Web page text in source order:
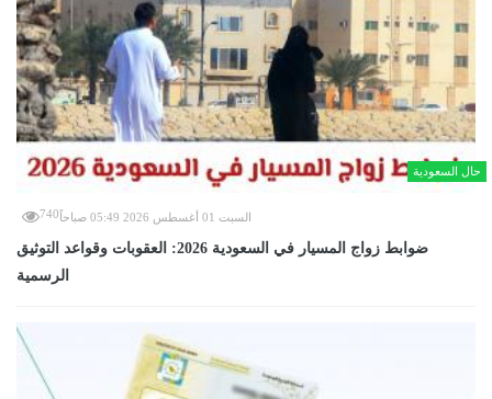
حال السعودية
السبت 01 أغسطس 2026 05:49 صباحاً 740
ضوابط زواج المسيار في السعودية 2026: العقوبات وقواعد التوثيق
الرسمية